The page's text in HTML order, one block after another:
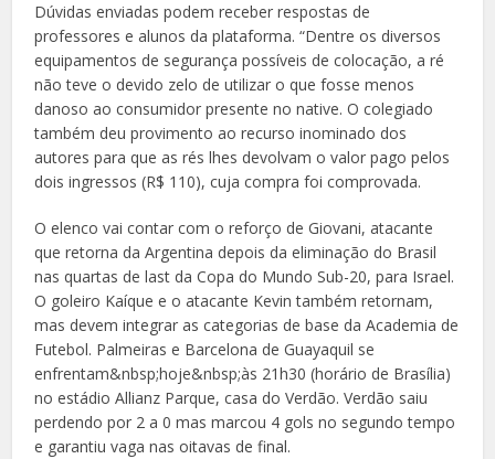
Dúvidas enviadas podem receber respostas de
professores e alunos da plataforma. “Dentre os diversos
equipamentos de segurança possíveis de colocação, a ré
não teve o devido zelo de utilizar o que fosse menos
danoso ao consumidor presente no native. O colegiado
também deu provimento ao recurso inominado dos
autores para que as rés lhes devolvam o valor pago pelos
dois ingressos (R$ 110), cuja compra foi comprovada.
O elenco vai contar com o reforço de Giovani, atacante
que retorna da Argentina depois da eliminação do Brasil
nas quartas de last da Copa do Mundo Sub-20, para Israel.
O goleiro Kaíque e o atacante Kevin também retornam,
mas devem integrar as categorias de base da Academia de
Futebol. Palmeiras e Barcelona de Guayaquil se
enfrentam&nbsp;hoje&nbsp;às 21h30 (horário de Brasília)
no estádio Allianz Parque, casa do Verdão. Verdão saiu
perdendo por 2 a 0 mas marcou 4 gols no segundo tempo
e garantiu vaga nas oitavas de final.